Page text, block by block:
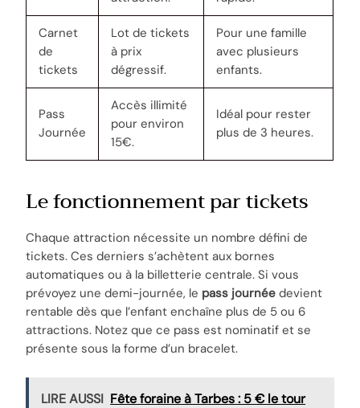
Carnet
de
tickets
Lot de tickets
à prix
dégressif.
Pour une famille
avec plusieurs
enfants.
Pass
Journée
Accès illimité
pour environ
15€.
Idéal pour rester
plus de 3 heures.
Le fonctionnement par tickets
Chaque attraction nécessite un nombre défini de
tickets. Ces derniers s’achètent aux bornes
automatiques ou à la billetterie centrale. Si vous
prévoyez une demi-journée, le pass journée devient
rentable dès que l’enfant enchaîne plus de 5 ou 6
attractions. Notez que ce pass est nominatif et se
présente sous la forme d’un bracelet.
LIRE AUSSI Fête foraine à Tarbes : 5 € le tour